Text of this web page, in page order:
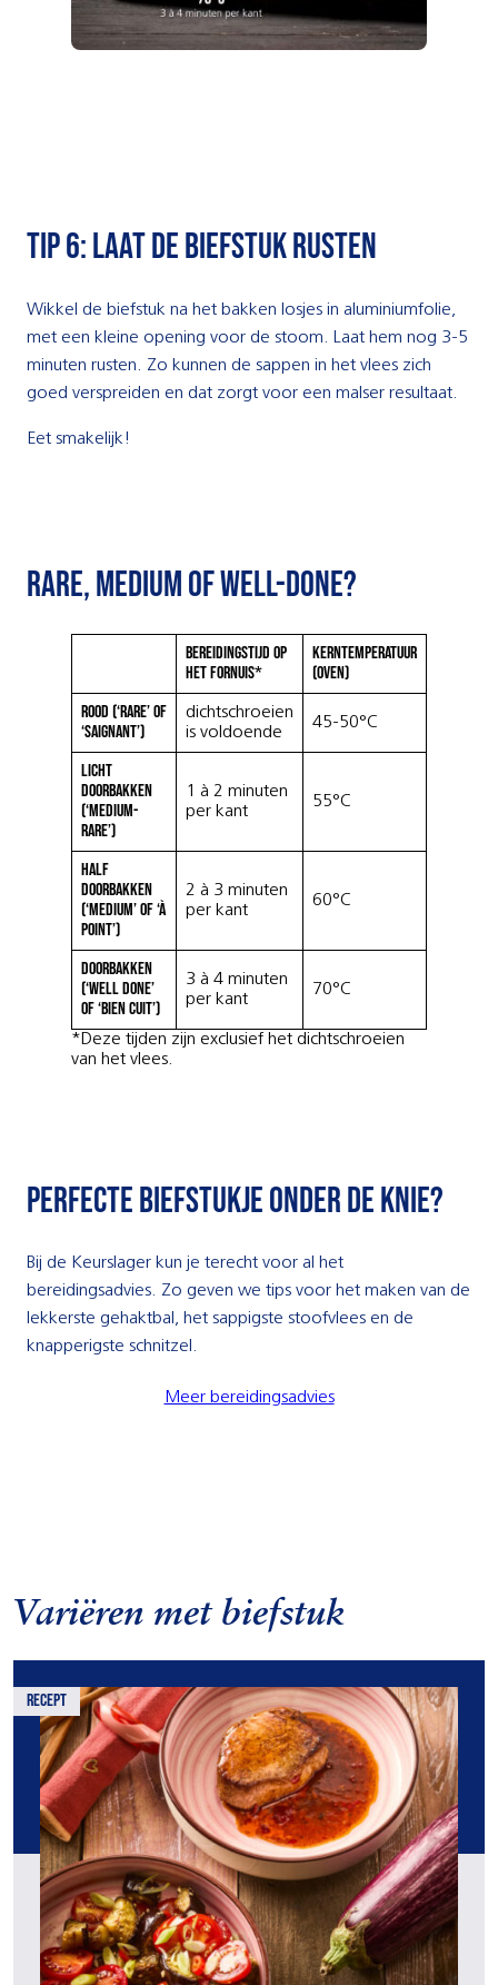
tip 6: Laat de biefstuk rusten
Wikkel de biefstuk na het bakken losjes in aluminiumfolie,
met een kleine opening voor de stoom. Laat hem nog 3-5
minuten rusten. Zo kunnen de sappen in het vlees zich
goed verspreiden en dat zorgt voor een malser resultaat.
Eet smakelijk!
Rare, medium of well-done?
Bereidingstijd op
het fornuis*
Kerntemperatuur
(oven)
Rood (‘rare’ of
‘saignant’)
dichtschroeien
is voldoende
45-50°C
Licht
doorbakken
(‘medium-
rare’)
1 à 2 minuten
per kant
55°C
Half
doorbakken
(‘medium’ of ‘à
point’)
2 à 3 minuten
per kant
60°C
Doorbakken
(‘well done’
of ‘bien cuit’)
3 à 4 minuten
per kant
70°C
*Deze tijden zijn exclusief het dichtschroeien
van het vlees.
Perfecte biefstukje onder de knie?
Bij de Keurslager kun je terecht voor al het
bereidingsadvies. Zo geven we tips voor het maken van de
lekkerste gehaktbal, het sappigste stoofvlees en de
knapperigste schnitzel.
Meer bereidingsadvies
Variëren met biefstuk
recept